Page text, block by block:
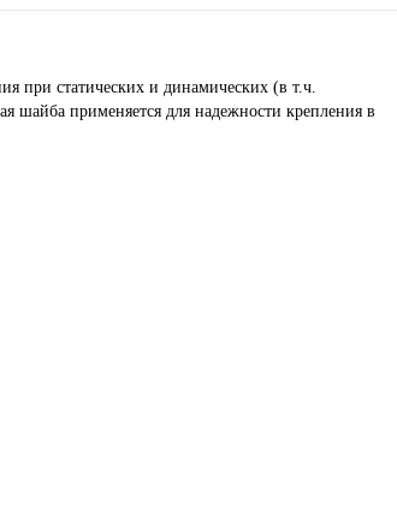
при статических и динамических (в т.ч.
шайба применяется для надежности крепления в